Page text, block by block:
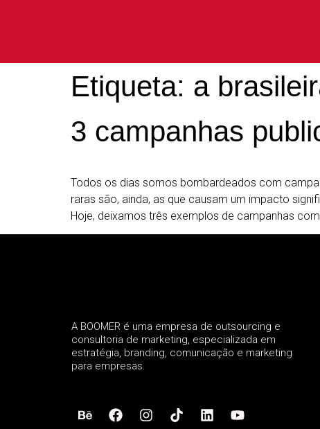
Etiqueta: a
3 campanhas
Todos os dias somos bombardeados com
raras são, ainda, as que causam um impacto
Hoje, deixamos três exemplos de campanhas
A BOOMER é uma empresa de outsourcing e
consultoria de marketing, especializada em
estratégia, branding, comunicação e marketing
para empresas.